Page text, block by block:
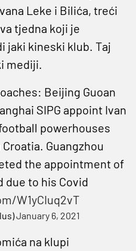
Leke i Bilića, treći
tjedna koji je
jaki kineski klub. Taj
mediji.
Beijing Guoan
SIPG appoint Ivan
powerhouses
Guangzhou
the appointment of
due to his Covid
W1yCIuq2vT
January 6, 2021
na klupi